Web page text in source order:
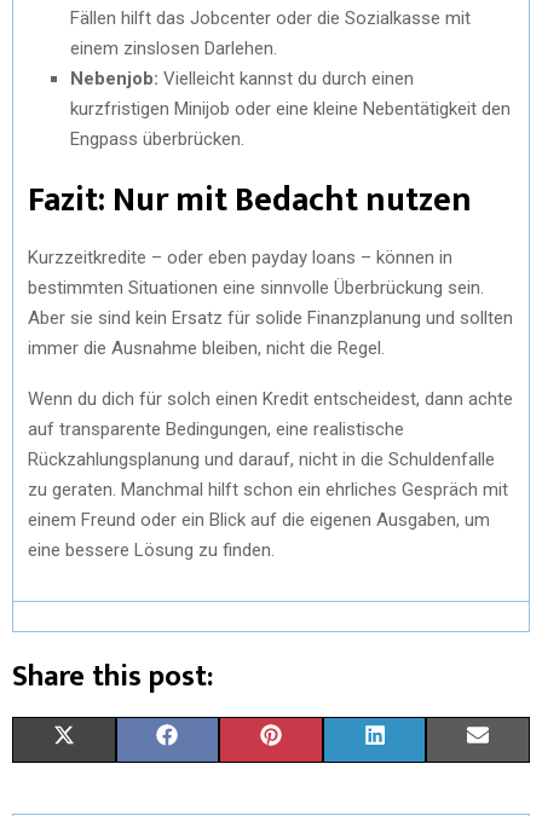
Fällen hilft das Jobcenter oder die Sozialkasse mit
einem zinslosen Darlehen.
Nebenjob: Vielleicht kannst du durch einen
kurzfristigen Minijob oder eine kleine Nebentätigkeit den
Engpass überbrücken.
Fazit: Nur mit Bedacht nutzen
Kurzzeitkredite – oder eben payday loans – können in
bestimmten Situationen eine sinnvolle Überbrückung sein.
Aber sie sind kein Ersatz für solide Finanzplanung und sollten
immer die Ausnahme bleiben, nicht die Regel.
Wenn du dich für solch einen Kredit entscheidest, dann achte
auf transparente Bedingungen, eine realistische
Rückzahlungsplanung und darauf, nicht in die Schuldenfalle
zu geraten. Manchmal hilft schon ein ehrliches Gespräch mit
einem Freund oder ein Blick auf die eigenen Ausgaben, um
eine bessere Lösung zu finden.
Share this post: